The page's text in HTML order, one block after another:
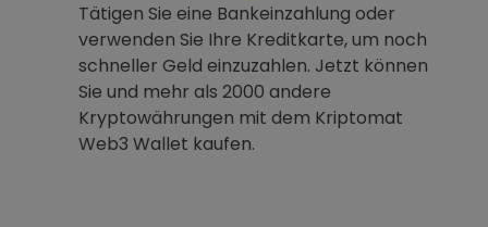
Tätigen Sie eine Bankeinzahlung oder
verwenden Sie Ihre Kreditkarte, um noch
schneller Geld einzuzahlen. Jetzt können
Sie und mehr als 2000 andere
Kryptowährungen mit dem Kriptomat
Web3 Wallet kaufen.